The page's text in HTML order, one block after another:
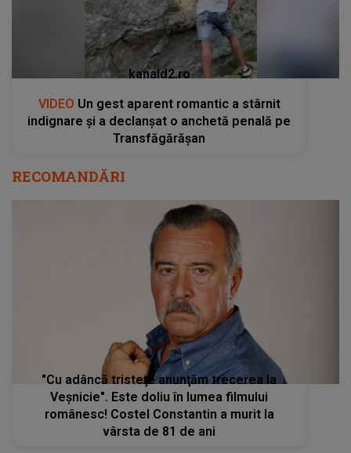
kanald2.ro
VIDEO Un gest aparent romantic a stârnit
indignare și a declanșat o anchetă penală pe
Transfăgărășan
RECOMANDĂRI
"Cu adâncă tristeţe anunţăm trecerea la
Veşnicie". Este doliu în lumea filmului
românesc! Costel Constantin a murit la
vârsta de 81 de ani